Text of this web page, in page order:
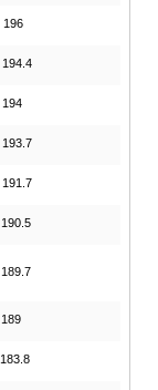
196
194.4
194
193.7
191.7
190.5
189.7
189
183.8